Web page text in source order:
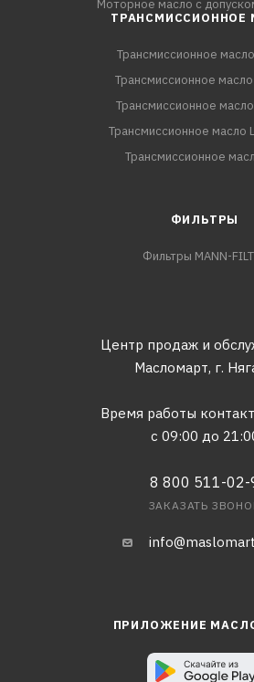
Моторное масло с
ТРАНСМИССИОННОЕ
Трансмиссионное
Трансмиссионное
Трансмиссионное
Трансмиссионное масло
Трансмиссионное
ФИЛЬТРЫ
Фильтры MANN-
Центр продаж и
Масломарт, г.
Время работы
с 09:00 до
8 800 511-02-
ЗАКАЗАТЬ
ПРИЛОЖЕНИЕ